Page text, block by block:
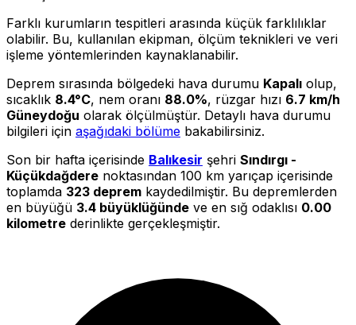
Farklı kurumların tespitleri arasında küçük farklılıklar
olabilir. Bu, kullanılan ekipman, ölçüm teknikleri ve veri
işleme yöntemlerinden kaynaklanabilir.
Deprem sırasında bölgedeki hava durumu Kapalı olup,
sıcaklık 8.4°C, nem oranı 88.0%, rüzgar hızı 6.7 km/h
Güneydoğu olarak ölçülmüştür. Detaylı hava durumu
bilgileri için aşağıdaki bölüme bakabilirsiniz.
Son bir hafta içerisinde Balıkesir şehri Sındırgı -
Küçükdağdere noktasından 100 km yarıçap içerisinde
toplamda 323 deprem kaydedilmiştir. Bu depremlerden
en büyüğü 3.4 büyüklüğünde ve en sığ odaklısı 0.00
kilometre derinlikte gerçekleşmiştir.